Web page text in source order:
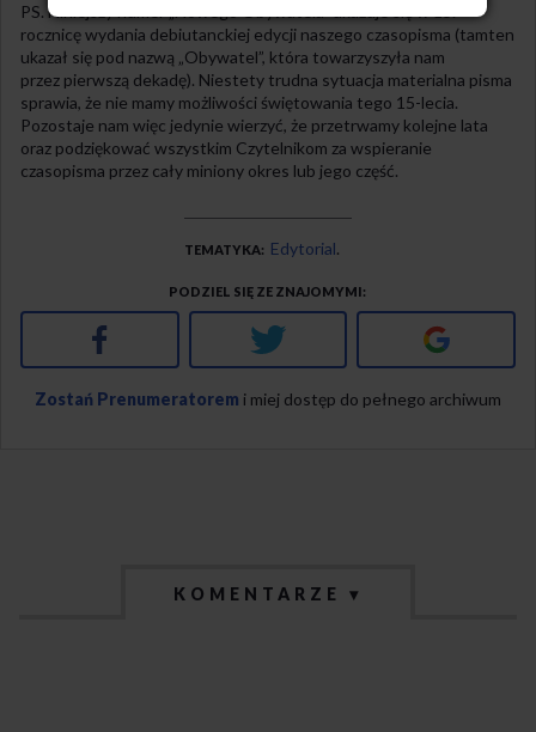
PS. Niniejszy numer „Nowego Obywatela” ukazuje się w 15.
rocznicę wydania debiutanckiej edycji naszego czasopisma (tamten
ukazał się pod nazwą „Obywatel”, która towarzyszyła nam
przez pierwszą dekadę). Niestety trudna sytuacja materialna pisma
sprawia, że nie mamy możliwości świętowania tego 15-lecia.
Pozostaje nam więc jedynie wierzyć, że przetrwamy kolejne lata
oraz podziękować wszystkim Czytelnikom za wspieranie
czasopisma przez cały miniony okres lub jego część.
TEMATYKA Edytorial
PODZIEL SIĘ ZE ZNAJOMYMI
Facebook Twitter Google+
Zostań Prenumeratorem i miej dostęp do pełnego archiwum
KOMENTARZE ▾